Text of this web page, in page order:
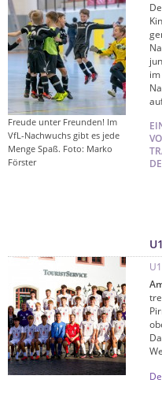
Freude unter Freunden! Im
VfL-Nachwuchs gibt es jede
Menge Spaß. Foto: Marko
Förster